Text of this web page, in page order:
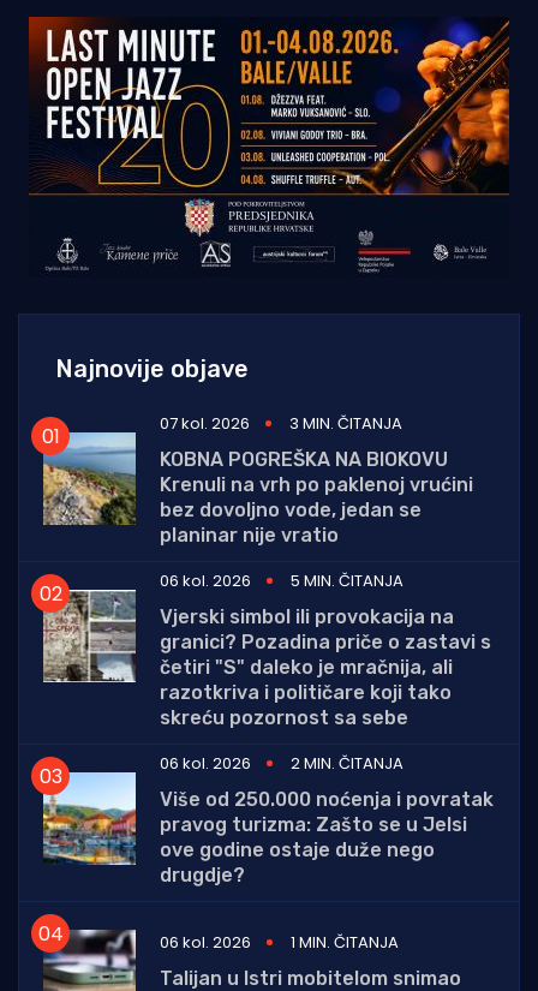
Najnovije objave
07 kol. 2026
3 MIN. ČITANJA
KOBNA POGREŠKA NA BIOKOVU
Krenuli na vrh po paklenoj vrućini
bez dovoljno vode, jedan se
planinar nije vratio
06 kol. 2026
5 MIN. ČITANJA
Vjerski simbol ili provokacija na
granici? Pozadina priče o zastavi s
četiri "S" daleko je mračnija, ali
razotkriva i političare koji tako
skreću pozornost sa sebe
06 kol. 2026
2 MIN. ČITANJA
Više od 250.000 noćenja i povratak
pravog turizma: Zašto se u Jelsi
ove godine ostaje duže nego
drugdje?
06 kol. 2026
1 MIN. ČITANJA
Talijan u Istri mobitelom snimao